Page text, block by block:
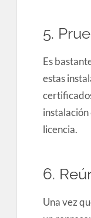
5.
Es
estas
instalación
licencia.
6.
Una vez